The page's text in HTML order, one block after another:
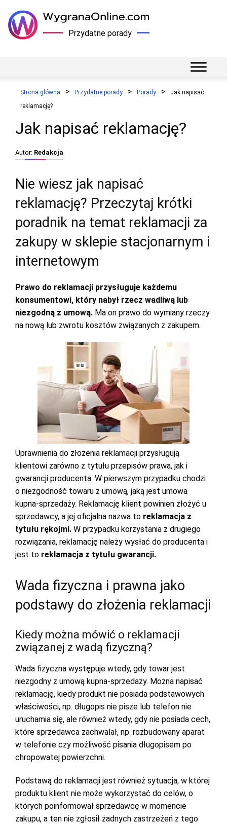
Przydatne porady
Strona główna Przydatne porady Porady
Jak napisać
reklamację?
Jak napisać reklamację?
Autor: Redakcja
Nie wiesz jak napisać
reklamację? Przeczytaj krótki
poradnik na temat reklamacji za
zakupy w sklepie stacjonarnym i
internetowym
Prawo do reklamacji przysługuje każdemu
konsumentowi, który nabył rzecz wadliwą lub
niezgodną z umową. Ma on prawo do wymiany rzeczy
na nową lub zwrotu kosztów związanych z zakupem.
Uprawnienia do złożenia reklamacji przysługują
klientowi zarówno z tytułu przepisów prawa, jak i
gwarancji producenta. W pierwszym przypadku chodzi
o niezgodność towaru z umową, jaką jest umowa
kupna-sprzedaży. Reklamację klient powinien złożyć u
sprzedawcy, a jej oficjalna nazwa to reklamacja z
tytułu rękojmi. W przypadku korzystania z drugiego
rozwiązania, reklamację należy wysłać do producenta i
jest to reklamacja z tytułu gwarancji.
Wada fizyczna i prawna jako
podstawy do złożenia reklamacji
Kiedy można mówić o reklamacji
związanej z wadą fizyczną?
Wada fizyczna występuje wtedy, gdy towar jest
niezgodny z umową kupna-sprzedaży. Można napisać
reklamację, kiedy produkt nie posiada podstawowych
właściwości, np. długopis nie pisze lub telefon nie
uruchamia się, ale również wtedy, gdy nie posiada cech,
które sprzedawca zachwalał, np. rozbudowany aparat
w telefonie czy możliwość pisania długopisem po
chropowatej powierzchni.
Podstawą do reklamacji jest również sytuacja, w której
produktu klient nie może wykorzystać do celów, o
których poinformował sprzedawcę w momencie
zakupu, a ten nie zgłosił żadnych zastrzeżeń z tego